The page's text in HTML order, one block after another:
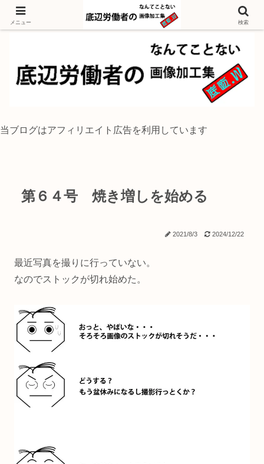
独身底辺おじさんが風景写真をイラスト風に加工するブログ
当ブログはアフィリエイト広告を利用しています
第６４号 焼き増しを始める
2021/8/3 2024/12/22
最近写真を撮りに行っていない。
なのでストックが切れ始めた。
メニュー 検索